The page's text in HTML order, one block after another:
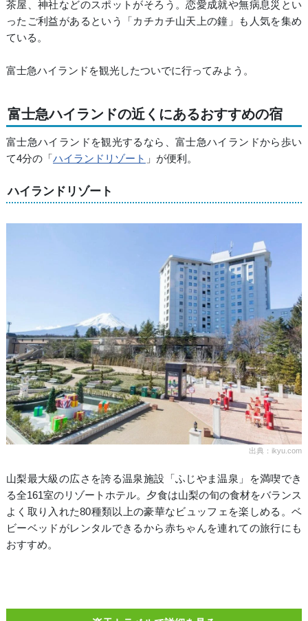
茶屋、神社などのスポットがそろう。恋愛成就や無病息災とい
ったご利益があるという「カチカチ山天上の鐘」も人気を集め
ている。
富士急ハイランドを観光したついでに行ってみよう。
富士急ハイランドの近くにあるおすすめの宿
富士急ハイランドを観光するなら、富士急ハイランドから歩い
て4分の「ハイランドリゾート 」が便利。
ハイランドリゾート
出典：ikyu.com
山梨最大級の広さを誇る温泉施設「ふじやま温泉」を満喫でき
る全161室のリゾートホテル。夕食は山梨の旬の食材をバランス
よく取り入れた80種類以上の豪華なビュッフェを楽しめる。ベ
ビーベッドがレンタルできるから赤ちゃんを連れての旅行にも
おすすめ。